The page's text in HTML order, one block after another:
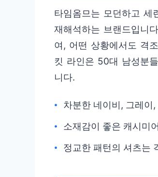
타임옴므는 모던하고 세
재해석하는 브랜드입니
여, 어떤 상황에서도 격
킷 라인은 50대 남성분
니다.
차분한 네이비, 그레이
소재감이 좋은 캐시미
정교한 패턴의 셔츠는